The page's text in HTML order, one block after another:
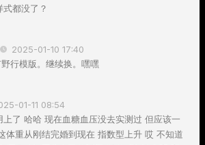
都没了？
2025-01-10 17:40
行模版。继续换。嘿嘿
01-11 08:54
上了 哈哈 现在血糖血压没去实测过 但应该一
体重从刚结完婚到现在 指数型上升 哎 不知道